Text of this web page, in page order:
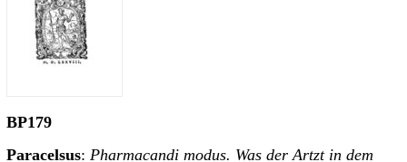
BP179
Paracelsus: Pharmacandi modus. Was der Artzt in dem